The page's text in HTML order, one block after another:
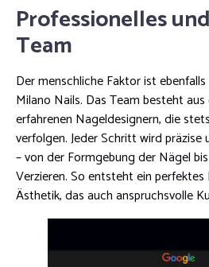
Professionelles
Team
Der menschliche Faktor ist
Milano Nails. Das Team besteht
erfahrenen Nageldesignern, die
verfolgen. Jeder Schritt wird
– von der Formgebung der Nägel
Verzieren. So entsteht ein
Ästhetik, das auch anspruchsvolle